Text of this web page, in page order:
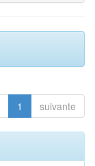
1 suivante